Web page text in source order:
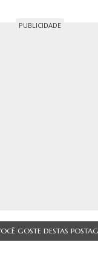
GOSTE DESTAS